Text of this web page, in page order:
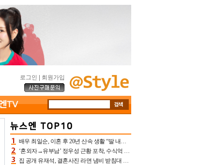
로그인 회원가입
배우 최일순, 이혼 후 20년 산속 생활 “딸 내가 버렸다고 원망‥맘 아파”(특종)[어제TV]
‘혼외자→유부남’ 정우성 근황 포착, 수식억 해킹 피해 후배 만났다 “존경하는”
집 공개 유재석, 결혼사진 라면 냄비 받침대 되고 분노‥가족사진도 피해(놀뭐)[어제TV]